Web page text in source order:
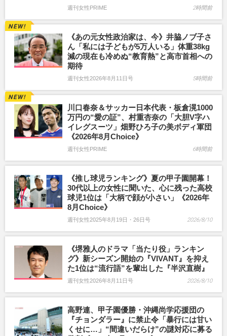
週刊女性PRIME 2時間前
《あの元女性政治家は、今》井脇ノブ子さ
ん「私には子どもが5万人いる」体重38kg
減の現在も冷めぬ“教育熱”と高市首相への
期待
週刊女性2026年8月11日号 5時間前
川口春奈＆サッカー日本代表・板倉滉1000
万円の“愛の証”、村重杏奈の「大胆V字ハ
イレグスーツ」畑野ひろ子の美ボディ軍団
《2026年8月Choice》
週刊女性PRIME 6時間前
《推し球児ランキング》夏の甲子園開幕！
30代以上の女性に聞いた、心に残った高校
球児1位は「大柄で顔が小さい」《2026年
8月Choice》
週刊女性2025年8月19日・26日号 2026/8/10
《堺雅人のドラマ「当たり役」ランキン
グ》新シーズン開始の『VIVANT』を抑え
た1位は“流行語”を輩出した『半沢直樹』
週刊女性2026年8月11日号 2026/8/10
高野連、甲子園優勝・沖縄尚学応援団の
『チョンダラー』に禁止令「暴行には甘い
くせに…」“間違いだらけ”の謎対応に募る